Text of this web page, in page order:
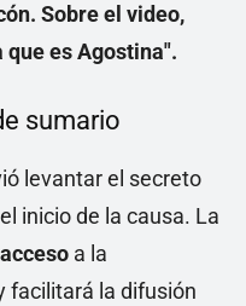
Sobre el video,
es Agostina".
sumario
levantar el secreto
inicio de la causa. La
a la
facilitará la difusión